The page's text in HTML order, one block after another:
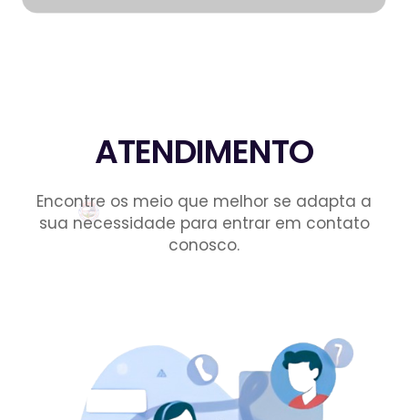
ATENDIMENTO
Encontre os meio que melhor se adapta a
sua necessidade para entrar em contato
conosco.